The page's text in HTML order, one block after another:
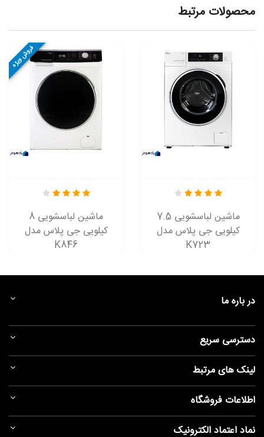
محصولات مرتبط
فروش ویژه
ماشین لباسشویی 8
کیلویی جی پلاس مدل
K846
ماشین لباسشویی 7.5
کیلویی جی پلاس مدل
K723
در باره ما
دسترسی سریع
لینک های مرتبط
اطلاعات فروشگاه
نماد اعتماد الکترونیک